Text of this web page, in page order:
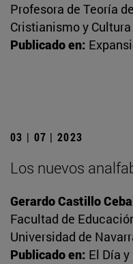
Profesora de Teoría
Cristianismo y
Publicado en:
03 | 07 | 2023
Los nuevos
Gerardo Castillo
Facultad de
Universidad de
Publicado en: El Día